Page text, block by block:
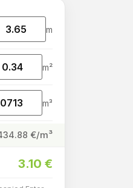
m
m²
m³
€/m³
3.10 €